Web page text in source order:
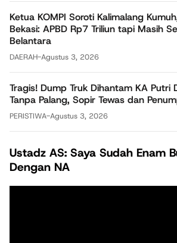
Ketua KOMPI Soroti Kalimalang
Bekasi: APBD Rp7 Triliun tapi Masih
Belantara
DAERAH-Agustus 3, 2026
Tragis! Dump Truk Dihantam KA Putri
Tanpa Palang, Sopir Tewas dan
PERISTIWA-Agustus 3, 2026
Ustadz AS: Saya Sudah Enam
Dengan NA